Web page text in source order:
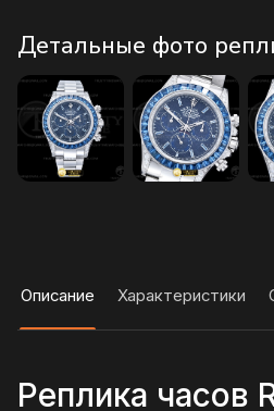
Детальные фото
Описание Характеристики
Реплика часов